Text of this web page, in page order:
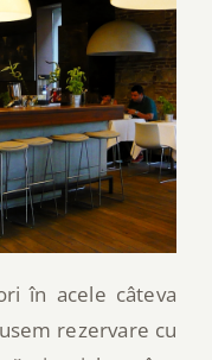
în acele câteva
rezervare cu